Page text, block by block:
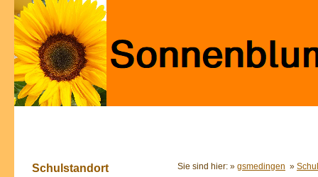
Schulstandort Sie sind hier: » gsmedingen »